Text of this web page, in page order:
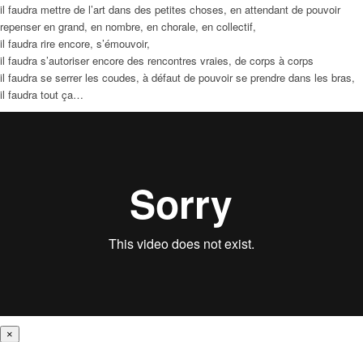
il faudra mettre de l’art dans des petites choses, en attendant de pouvoir
repenser en grand, en nombre, en chorale, en collectif,
il faudra rire encore, s’émouvoir,
il faudra s’autoriser encore des rencontres vraies, de corps à corps
il faudra se serrer les coudes, à défaut de pouvoir se prendre dans les bras,
il faudra tout ça…
×